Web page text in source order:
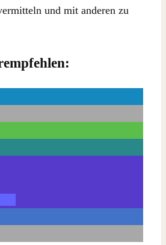
und mit anderen zu